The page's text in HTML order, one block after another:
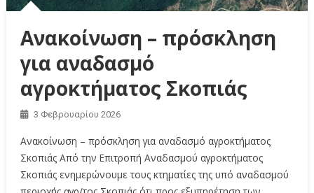
Ανακοίνωση – πρόσκληση
για αναδασμό
αγροκτήματος Σκοπιάς
3 Φεβρουαρίου 2026
Ανακοίνωση – πρόσκληση για αναδασμό αγροκτήματος
Σκοπιάς Από την Επιτροπή Αναδασμού αγροκτήματος
Σκοπιάς ενημερώνουμε τους κτηματίες της υπό αναδασμού